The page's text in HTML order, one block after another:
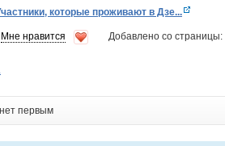
которые проживают в Дзе...
Мне нравится Добавлено со страницы:
первым